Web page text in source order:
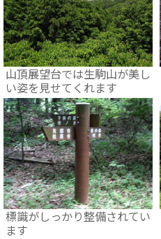
山頂展望台では生駒山が美し
い姿を見せてくれます
標識がしっかり整備されてい
ます